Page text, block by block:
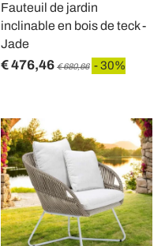
Fauteuil de jardin
inclinable en bois de teck -
Jade
€ 476,46 € 680,66 - 30%